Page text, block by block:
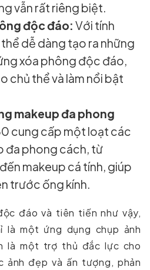
vẫn rất riêng biệt.
độc đáo: Với tính
dễ dàng tạo ra những
xóa phông độc đáo,
chủ thể và làm nổi bật
makeup đa phong
cung cấp một loạt các
đa phong cách, từ
makeup cá tính, giúp
trước ống kính.
đáo và tiên tiến như vậy,
là một ứng dụng chụp ảnh
là một trợ thủ đắc lực cho
ảnh đẹp và ấn tượng, phản